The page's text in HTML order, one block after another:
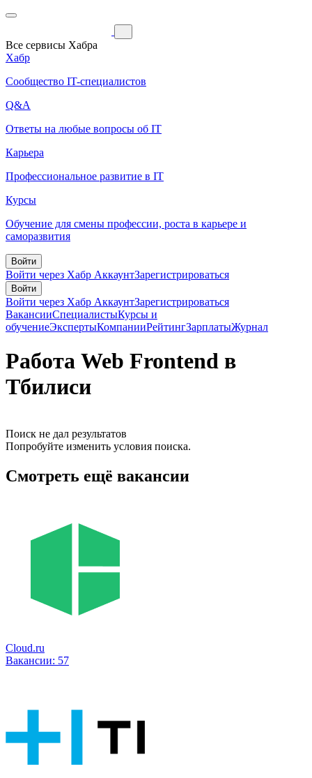
Все сервисы Хабра
Хабр
Сообщество IT-специалистов
Q&A
Ответы на любые вопросы об IT
Карьера
Профессиональное развитие в IT
Курсы
Обучение для смены профессии, роста в карьере и
саморазвития
Войти
Войти через Хабр АккаунтЗарегистрироваться
Войти
Войти через Хабр АккаунтЗарегистрироваться
ВакансииСпециалистыКурсы и
обучениеЭкспертыКомпанииРейтингЗарплатыЖурнал
Работа Web Frontend в
Тбилиси
Поиск не дал результатов
Попробуйте изменить условия поиска.
Смотреть ещё вакансии
Cloud.ru
Вакансии: 57